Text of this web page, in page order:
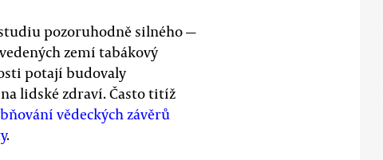
pozoruhodně silného —
zemí tabákový
potají budovaly
lidské zdraví. Často titíž
vědeckých závěrů
.